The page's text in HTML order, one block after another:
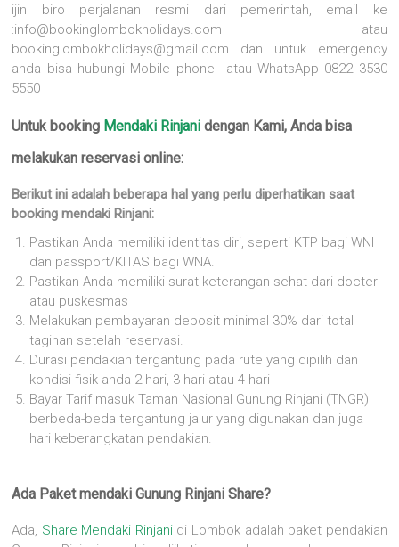
ijin biro perjalanan resmi dari pemerintah, email ke
:info@bookinglombokholidays.com atau
bookinglombokholidays@gmail.com dan untuk emergency
anda bisa hubungi Mobile phone atau WhatsApp 0822 3530
5550
Untuk booking Mendaki Rinjani dengan Kami, Anda bisa
melakukan reservasi online:
Berikut ini adalah beberapa hal yang perlu diperhatikan saat
booking mendaki Rinjani:
Pastikan Anda memiliki identitas diri, seperti KTP bagi WNI
dan passport/KITAS bagi WNA.
Pastikan Anda memiliki surat keterangan sehat dari docter
atau puskesmas
Melakukan pembayaran deposit minimal 30% dari total
tagihan setelah reservasi.
Durasi pendakian tergantung pada rute yang dipilih dan
kondisi fisik anda 2 hari, 3 hari atau 4 hari
Bayar Tarif masuk Taman Nasional Gunung Rinjani (TNGR)
berbeda-beda tergantung jalur yang digunakan dan juga
hari keberangkatan pendakian.
Ada Paket mendaki Gunung Rinjani Share?
Ada, Share Mendaki Rinjanidi Lombok adalah paket pendakian